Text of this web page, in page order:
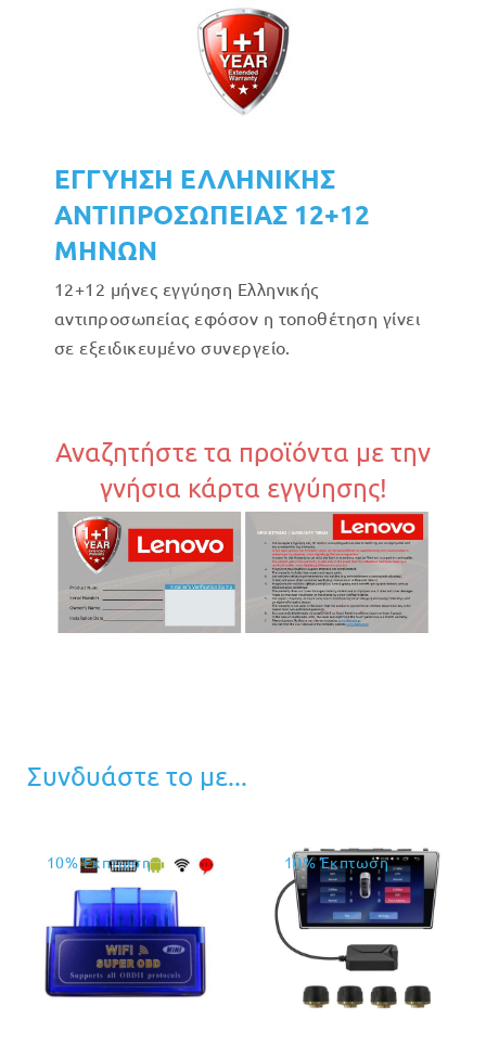
ΕΓΓΥΗΣΗ ΕΛΛΗΝΙΚΗΣ
ΑΝΤΙΠΡΟΣΩΠΕΙΑΣ 12+12
ΜΗΝΩΝ
12+12 μήνες εγγύηση Ελληνικής
αντιπροσωπείας εφόσον η τοποθέτηση γίνει
σε εξειδικευμένο συνεργείο.
Αναζητήστε τα προϊόντα με την
γνήσια κάρτα εγγύησης!
Συνδυάστε το με...
10% Έκπτωση 10% Έκπτωση